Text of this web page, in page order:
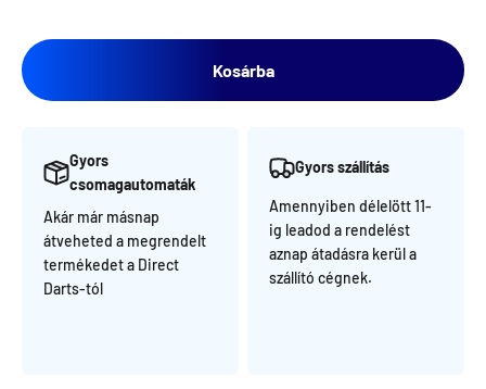
Kosárba
Gyors
csomagautomaták
Akár már másnap
átveheted a megrendelt
termékedet a Direct
Darts-tól
Gyors szállítás
Amennyiben délelött 11-
ig leadod a rendelést
aznap átadásra kerül a
szállító cégnek.